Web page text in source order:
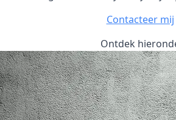
Contacteer mij
Ontdek